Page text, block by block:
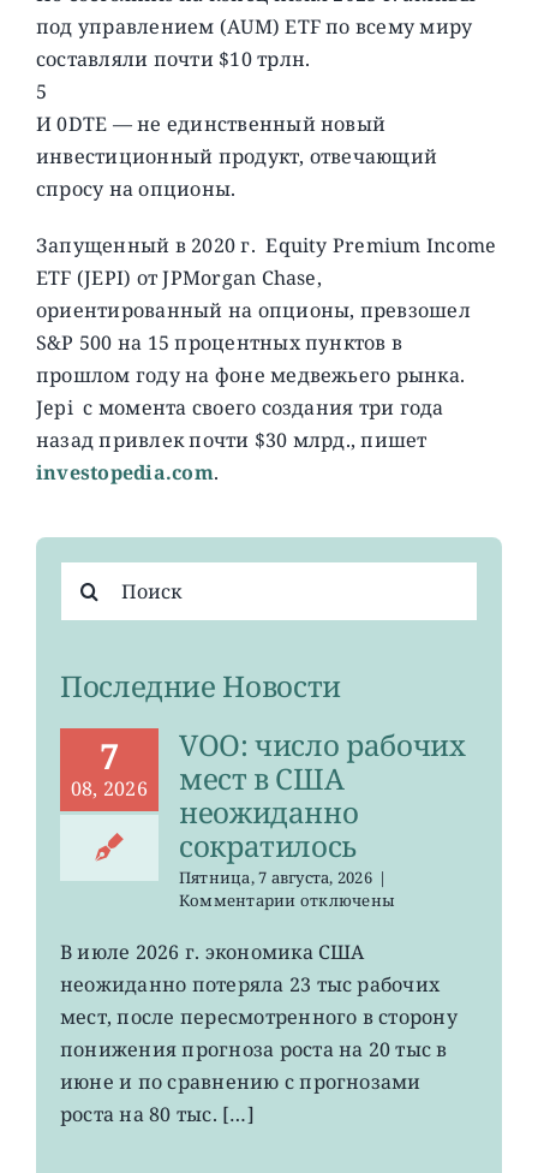
под управлением (AUM) ETF по всему миру
составляли почти $10 трлн.
5
И 0DTE — не единственный новый
инвестиционный продукт, отвечающий
спросу на опционы.
Запущенный в 2020 г. Equity Premium Income
ETF (JEPI) от JPMorgan Chase,
ориентированный на опционы, превзошел
S&P 500 на 15 процентных пунктов в
прошлом году на фоне медвежьего рынка.
Jepi с момента своего создания три года
назад привлек почти $30 млрд., пишет
investopedia.com.
поиска:
Последние Новости
7
08, 2026
VOO: число рабочих
мест в США
неожиданно
сократилось
Пятница, 7 августа, 2026 |
Комментариик
VOO:
рабочих
мест
США
неожиданно
отключены
В июле 2026 г. экономика США
неожиданно потеряла 23 тыс рабочих
мест, после пересмотренного в сторону
понижения прогноза роста на 20 тыс в
июне и по сравнению с прогнозами
роста на 80 тыс. […]